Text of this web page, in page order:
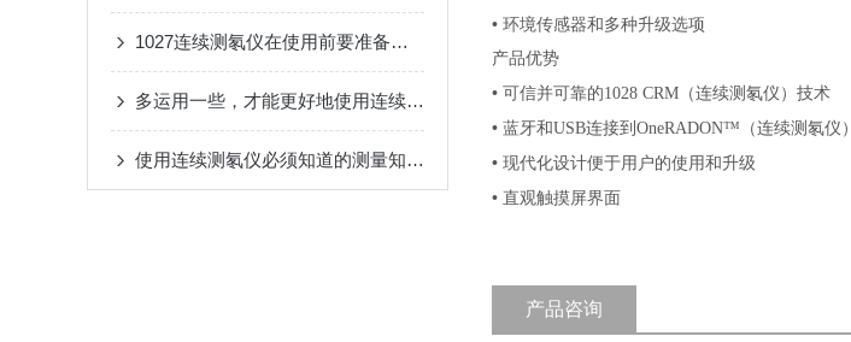
1027连续测氡仪在使用前要准备什么你知道吗？
多运用一些，才能更好地使用连续测氡仪
使用连续测氡仪必须知道的测量知识！
• 环境传感器和多种升级选项
产品优势
• 可信并可靠的1028 CRM（连续测氡仪）技术
• 蓝牙和USB连接到OneRADON™（连续测氡仪）
• 现代化设计便于用户的使用和升级
• 直观触摸屏界面
产品咨询